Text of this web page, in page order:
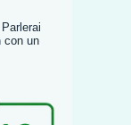
con un